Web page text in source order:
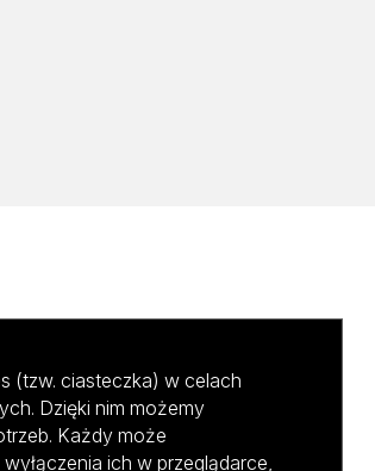
(tzw. ciasteczka) w celach
Dzięki nim możemy
Każdy może
ich w przeglądarce,